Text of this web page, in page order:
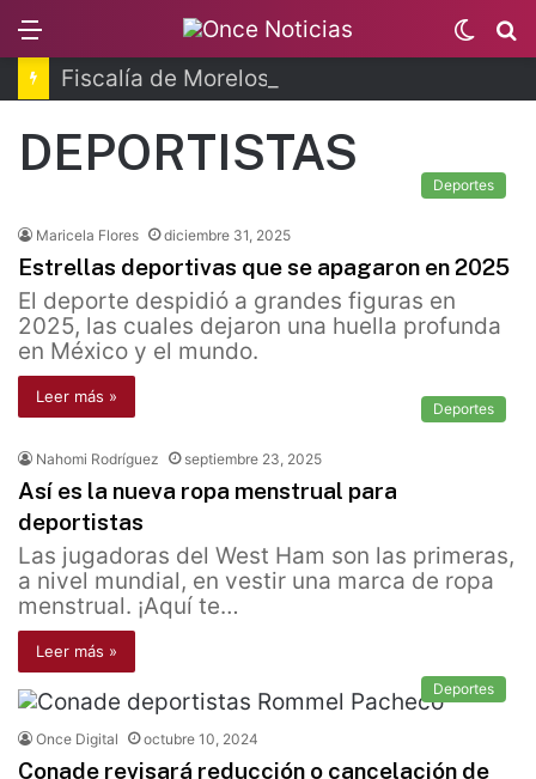
Switch
skin
DEPORTISTAS
Deportes
Maricela Flores diciembre 31, 2025
Estrellas deportivas que se apagaron en 2025
El deporte despidió a grandes figuras en
2025, las cuales dejaron una huella profunda
en México y el mundo.
Leer más »
Deportes
Nahomi Rodríguez septiembre 23, 2025
Así es la nueva ropa menstrual para
deportistas
Las jugadoras del West Ham son las primeras,
a nivel mundial, en vestir una marca de ropa
menstrual. ¡Aquí te…
Leer más »
Deportes
Once Digital octubre 10, 2024
Conade revisará reducción o cancelación de